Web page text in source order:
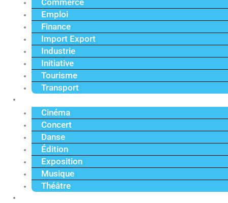
Commerce
Emploi
Finance
Import Export
Industrie
Initiative
Tourisme
Transport
Cinéma
Concert
Danse
Édition
Exposition
Musique
Théâtre